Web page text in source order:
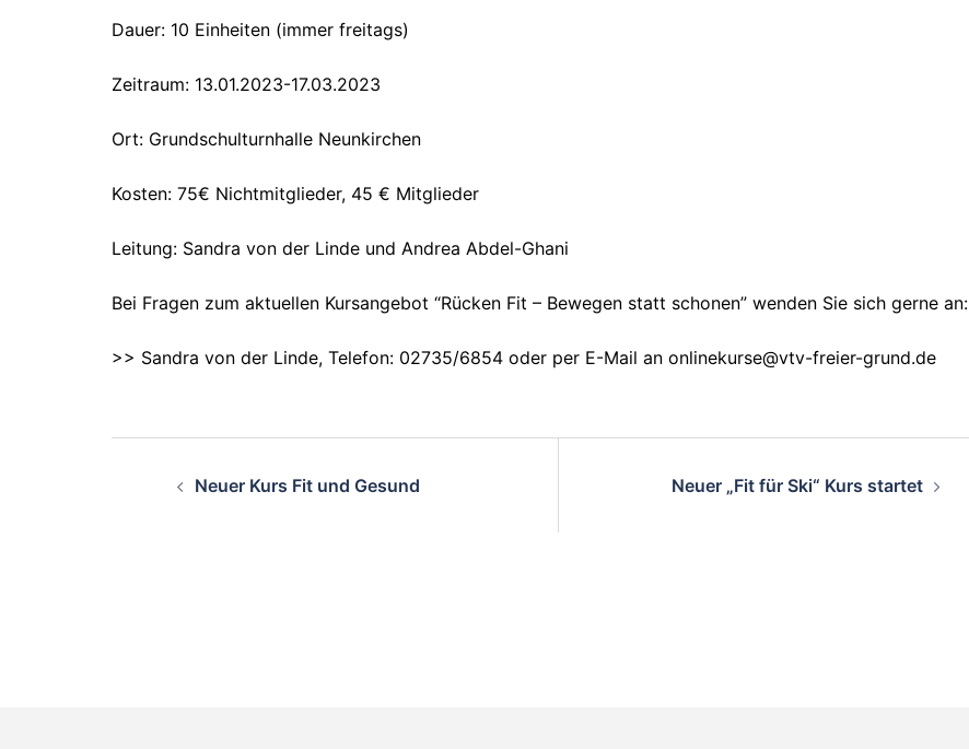
Dauer: 10 Einheiten (immer freitags)
Zeitraum: 13.01.2023-17.03.2023
Ort: Grundschulturnhalle Neunkirchen
Kosten: 75€ Nichtmitglieder, 45 € Mitglieder
Leitung: Sandra von der Linde und Andrea Abdel-Ghani
Bei Fragen zum aktuellen Kursangebot “Rücken Fit – Bewegen statt schonen” wenden Sie sich gerne an:
>> Sandra von der Linde, Telefon: 02735/6854 oder per E-Mail an onlinekurse@vtv-freier-grund.de
Beitragsnavigation
Neuer Kurs Fit und Gesund Neuer „Fit für Ski“ Kurs startet